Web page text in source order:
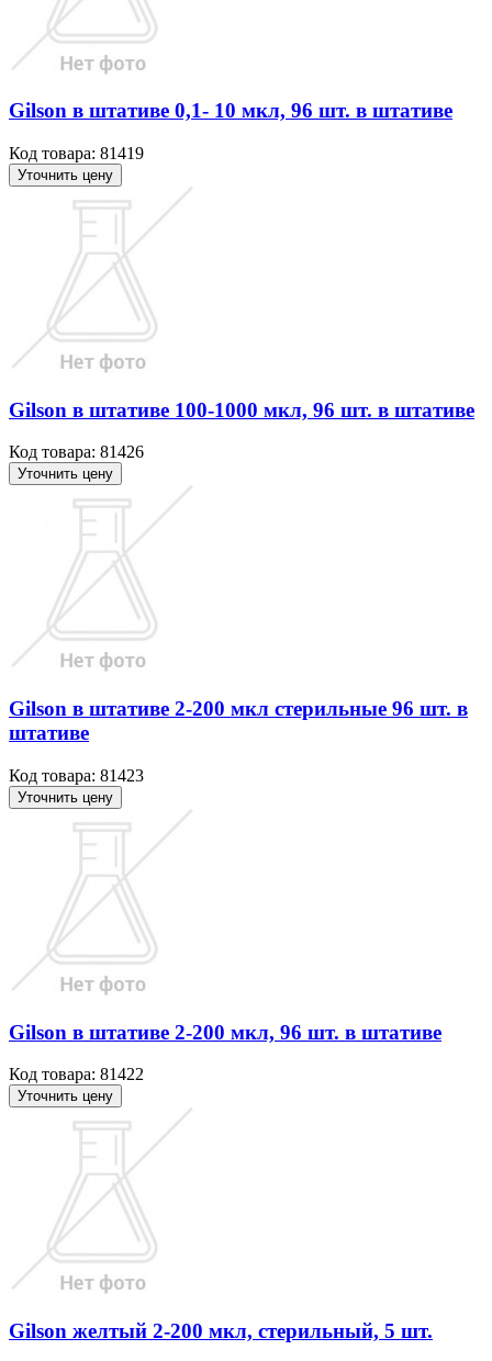
Gilson в штативе 0,1- 10 мкл, 96 шт. в штативе
Код товара: 81419
Уточнить цену
Gilson в штативе 100-1000 мкл, 96 шт. в штативе
Код товара: 81426
Уточнить цену
Gilson в штативе 2-200 мкл стерильные 96 шт. в
штативе
Код товара: 81423
Уточнить цену
Gilson в штативе 2-200 мкл, 96 шт. в штативе
Код товара: 81422
Уточнить цену
Gilson желтый 2-200 мкл, стерильный, 5 шт.